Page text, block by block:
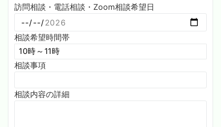
訪問相談・電話相談・Zoom相談希望日
相談希望時間帯
相談事項
相談内容の詳細